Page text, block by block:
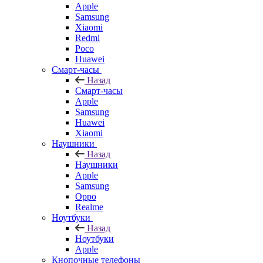
Apple
Samsung
Xiaomi
Redmi
Poco
Huawei
Смарт-часы
Назад
Смарт-часы
Apple
Samsung
Huawei
Xiaomi
Наушники
Назад
Наушники
Apple
Samsung
Oppo
Realme
Ноутбуки
Назад
Ноутбуки
Apple
Кнопочные телефоны